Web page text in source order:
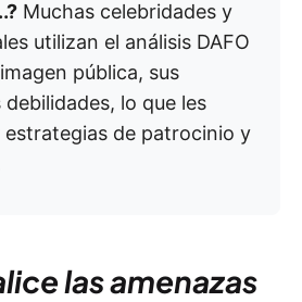
Muchas celebridades y
utilizan el análisis DAFO
pública, sus
lo que les
estrategias de patrocinio y
las amenazas